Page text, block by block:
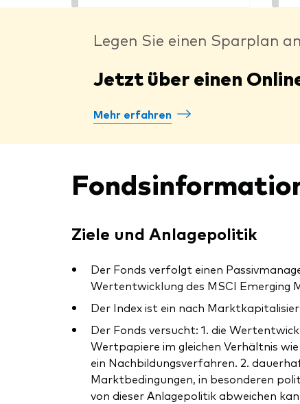
Legen Sie einen Sparplan
Jetzt über einen
Mehr erfahren
Ziele und Anlagepolitik
Der Fonds verfolgt einen
Wertentwicklung des MSCI Emerging
Der Index ist ein nach
Der Fonds versucht: 1. die
Wertpapiere im gleichen Verhältnis
ein Nachbildungsverfahren. 2.
Marktbedingungen, in besonderen
von dieser Anlagepolitik abweichen